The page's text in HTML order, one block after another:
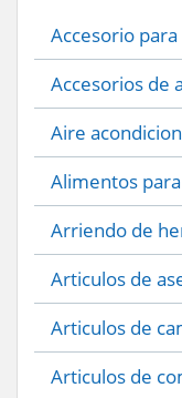
Accesorio
Accesorios de
Aire
Alimentos
Arriendo de
Articulos de
Articulos de
Articulos de